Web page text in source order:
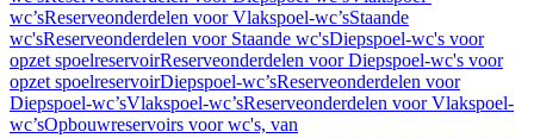
wc’sReserveonderdelen voor Vlakspoel-wc’sStaande
wc'sReserveonderdelen voor Staande wc'sDiepspoel-wc's voor
opzet spoelreservoirReserveonderdelen voor Diepspoel-wc's voor
opzet spoelreservoirDiepspoel-wc’sReserveonderdelen voor
Diepspoel-wc’sVlakspoel-wc’sReserveonderdelen voor Vlakspoel-
wc’sOpbouwreservoirs voor wc's, van